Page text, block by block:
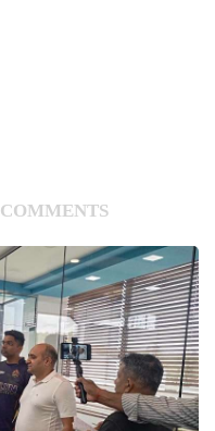
COMMENTS